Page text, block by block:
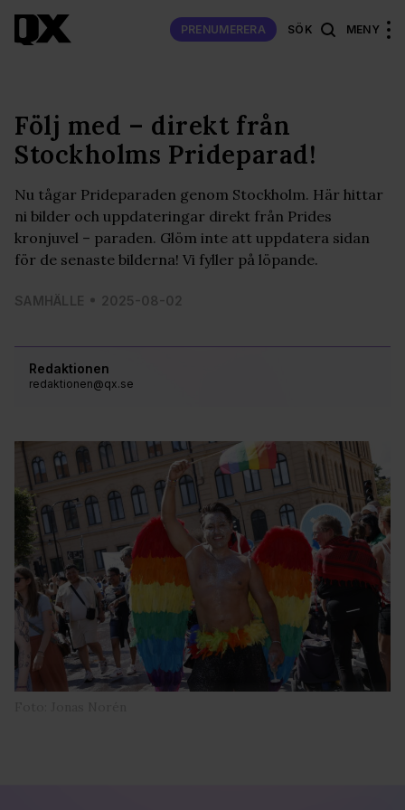
PRENUMERERA SÖK MENY
Redaktionen
redaktionen@qx.se
Följ med – direkt från
Stockholms Prideparad!
Nu tågar Prideparaden genom Stockholm. Här hittar
ni bilder och uppdateringar direkt från Prides
kronjuvel – paraden. Glöm inte att uppdatera sidan
för de senaste bilderna! Vi fyller på löpande.
SAMHÄLLE 2025-08-02